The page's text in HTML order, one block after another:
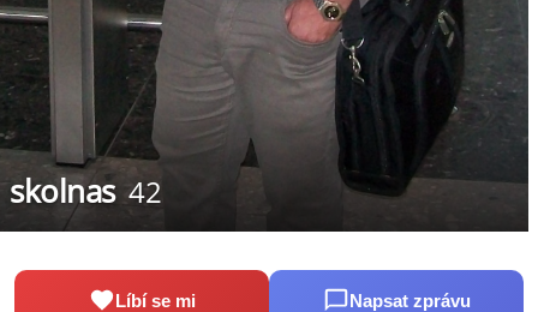
skolnas 42
Líbí se mi Napsat zprávu